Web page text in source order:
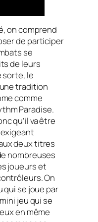
on comprend
de participer
se
de leurs
sorte, le
tradition
comme
Paradise.
qu’il va être
deux titres
nombreuses
joueurs et
On
qui se joue par
jeu qui se
en même